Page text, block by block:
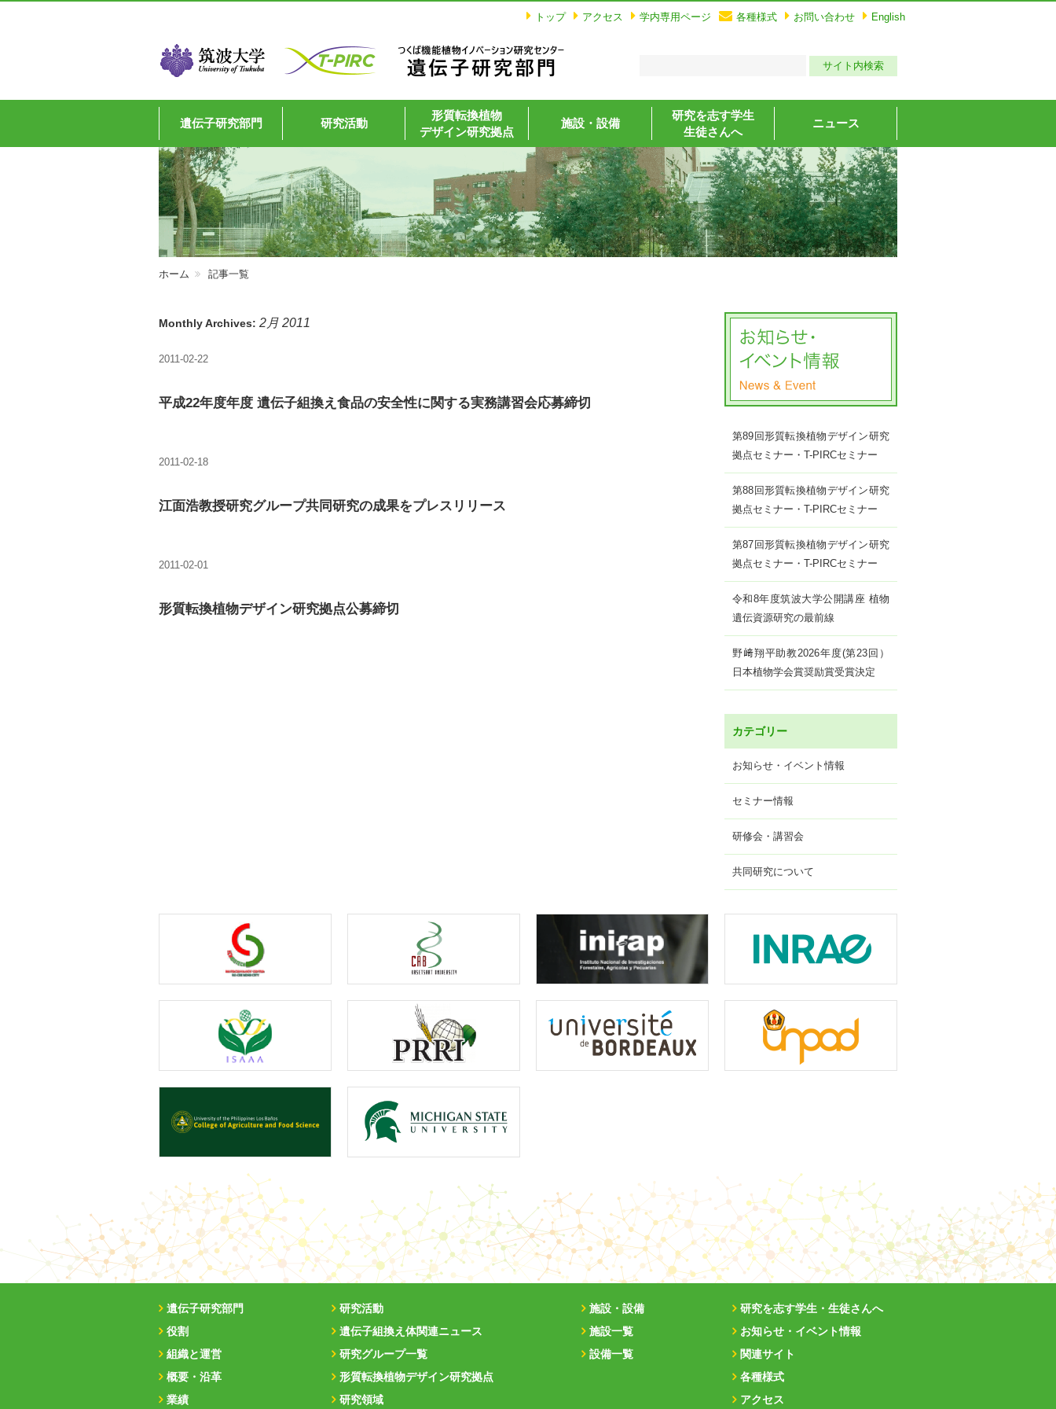
トップ アクセス 学内専用ページ 各種様式 お問い合わせ English
遺伝子研究部門 研究活動
形質転換植物
デザイン研究拠点
施設・設備
研究を志す学生
生徒さんへ
ニュース
ホーム 記事一覧
Monthly Archives: 2月 2011
2011-02-22
平成22年度年度 遺伝子組換え食品の安全性に関する実務講習会応募締切
2011-02-18
江面浩教授研究グループ共同研究の成果をプレスリリース
2011-02-01
形質転換植物デザイン研究拠点公募締切
第89回形質転換植物デザイン研究
拠点セミナー・T-PIRCセミナー
第88回形質転換植物デザイン研究
拠点セミナー・T-PIRCセミナー
第87回形質転換植物デザイン研究
拠点セミナー・T-PIRCセミナー
令和8年度筑波大学公開講座 植物
遺伝資源研究の最前線
野﨑翔平助教2026年度(第23回）
日本植物学会賞奨励賞受賞決定
カテゴリー
お知らせ・イベント情報
セミナー情報
研修会・講習会
共同研究について
遺伝子研究部門
役割
組織と運営
概要・沿革
業績
研究活動
遺伝子組換え体関連ニュース
研究グループ一覧
形質転換植物デザイン研究拠点
研究領域
施設・設備
施設一覧
設備一覧
研究を志す学生・生徒さんへ
お知らせ・イベント情報
関連サイト
各種様式
アクセス